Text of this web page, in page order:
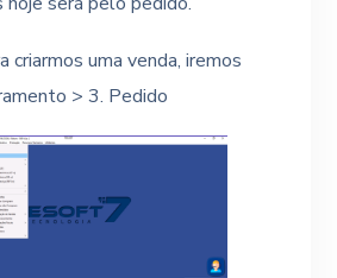
criarmos uma venda, iremos
> 3. Pedido